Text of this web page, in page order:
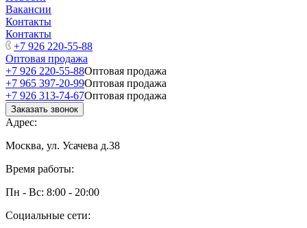
Вакансии
Контакты
Контакты
+7 926 220-55-88
Оптовая продажа
+7 926 220-55-88Оптовая продажа
+7 965 397-20-99Оптовая продажа
+7 926 313-74-67Оптовая продажа
Заказать звонок
Адрес:
Москва, ул. Усачева д.38
Время работы:
Пн - Вс: 8:00 - 20:00
Социальные сети: